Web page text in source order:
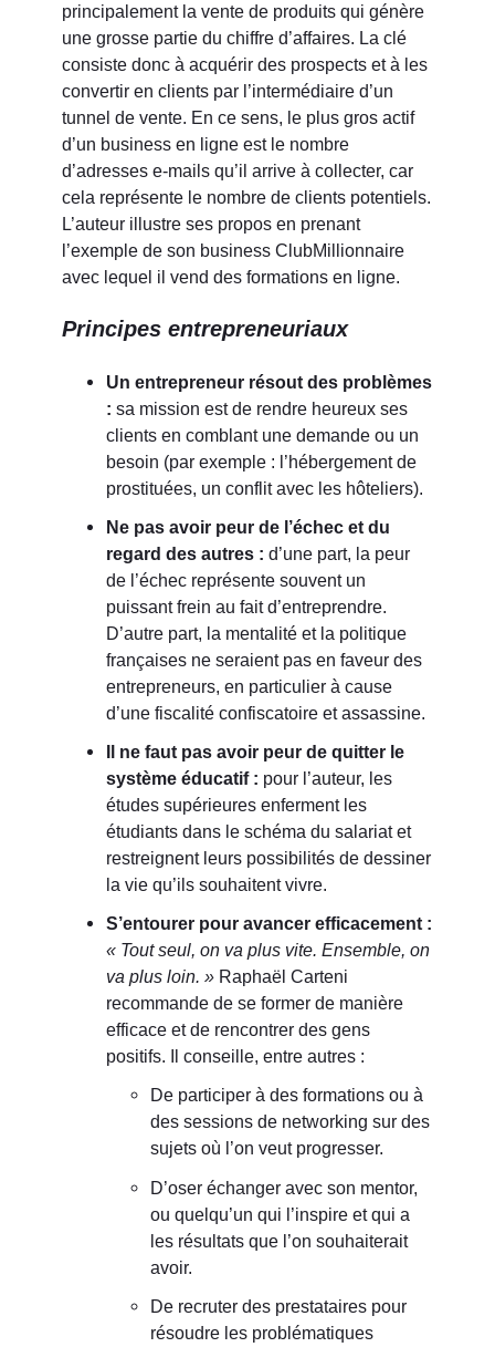
principalement la vente de produits qui génère
une grosse partie du chiffre d’affaires. La clé
consiste donc à acquérir des prospects et à les
convertir en clients par l’intermédiaire d’un
tunnel de vente. En ce sens, le plus gros actif
d’un business en ligne est le nombre
d’adresses e-mails qu’il arrive à collecter, car
cela représente le nombre de clients potentiels.
L’auteur illustre ses propos en prenant
l’exemple de son business ClubMillionnaire
avec lequel il vend des formations en ligne.
Principes entrepreneuriaux
Un entrepreneur résout des problèmes
: sa mission est de rendre heureux ses
clients en comblant une demande ou un
besoin (par exemple : l’hébergement de
prostituées, un conflit avec les hôteliers).
Ne pas avoir peur de l’échec et du
regard des autres : d’une part, la peur
de l’échec représente souvent un
puissant frein au fait d’entreprendre.
D’autre part, la mentalité et la politique
françaises ne seraient pas en faveur des
entrepreneurs, en particulier à cause
d’une fiscalité confiscatoire et assassine.
Il ne faut pas avoir peur de quitter le
système éducatif : pour l’auteur, les
études supérieures enferment les
étudiants dans le schéma du salariat et
restreignent leurs possibilités de dessiner
la vie qu’ils souhaitent vivre.
S’entourer pour avancer efficacement :
« Tout seul, on va plus vite. Ensemble, on
va plus loin. » Raphaël Carteni
recommande de se former de manière
efficace et de rencontrer des gens
positifs. Il conseille, entre autres :
De participer à des formations ou à
des sessions de networking sur des
sujets où l’on veut progresser.
D’oser échanger avec son mentor,
ou quelqu’un qui l’inspire et qui a
les résultats que l’on souhaiterait
avoir.
De recruter des prestataires pour
résoudre les problématiques